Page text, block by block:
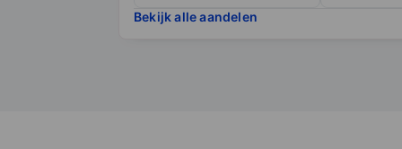
Bekijk alle aandelen